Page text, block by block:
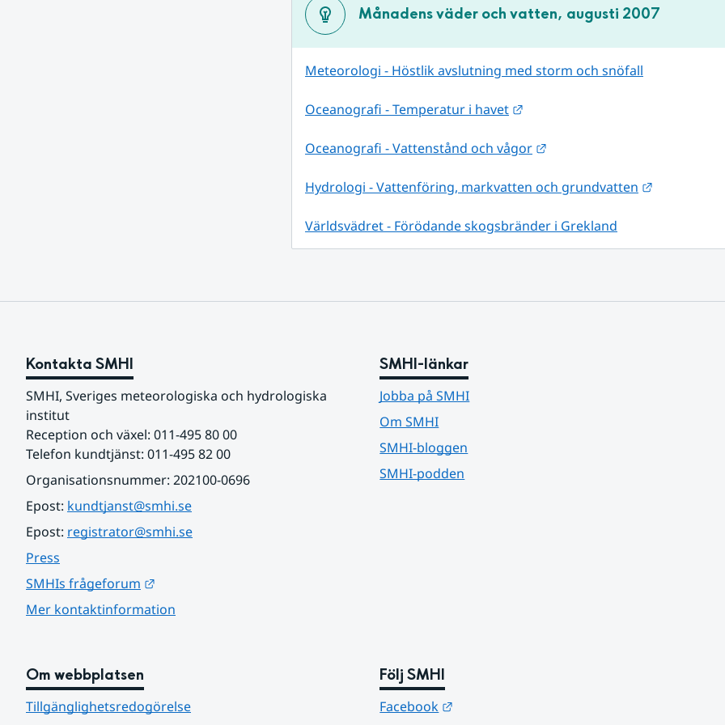
Månadens väder och vatten, augusti 2007
Meteorologi - Höstlik avslutning med storm och snöfall
Oceanografi - Temperatur i havet Länk till annan webbplats.
Oceanografi - Vattenstånd och vågor Länk till annan webbplats.
Hydrologi - Vattenföring, markvatten och grundvatten Länk till
Världsvädret - Förödande skogsbränder i Grekland
Kontakta SMHI
SMHI, Sveriges meteorologiska och hydrologiska
institut
Reception och växel: 011-495 80 00
Telefon kundtjänst: 011-495 82 00
Organisationsnummer: 202100-0696
Epost: kundtjanst@smhi.se
Epost: registrator@smhi.se
Press
SMHIs frågeforum
Mer kontaktinformation
SMHI-länkar
Jobba på SMHI
Om SMHI
SMHI-bloggen
SMHI-podden
Om webbplatsen
Tillgänglighetsredogörelse
Följ SMHI
Facebook